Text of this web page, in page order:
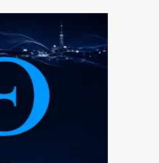
και Σκωτία
η ενεργειακή